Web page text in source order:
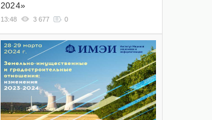
2024»
13:48 3 677 0